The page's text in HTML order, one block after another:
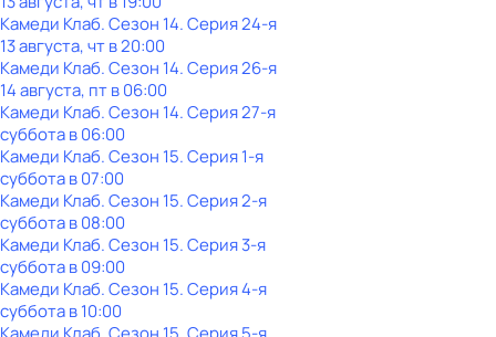
Камеди Клаб. Сезон 14. Серия 24-я
13 августа, чт в 20:00
Камеди Клаб. Сезон 14. Серия 26-я
14 августа, пт в 06:00
Камеди Клаб. Сезон 14. Серия 27-я
субботав06:00
Камеди Клаб. Сезон 15. Серия 1-я
субботав07:00
Камеди Клаб. Сезон 15. Серия 2-я
субботав08:00
Камеди Клаб. Сезон 15. Серия 3-я
субботав09:00
Камеди Клаб. Сезон 15. Серия 4-я
субботав10:00